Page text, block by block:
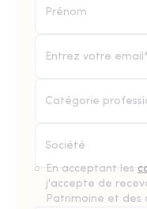
Catégorie
En acceptant les
j'accepte de
Patrimoine et des